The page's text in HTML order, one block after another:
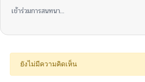
ตอนที่ 4
เข้าร่วมการสนทนา...
ยังไม่มีความคิดเห็น